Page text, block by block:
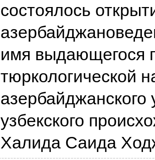
состоялось
имя выдающегося
тюркологической
азербайджанского
узбекского
Халида Саида